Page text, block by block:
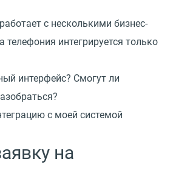
с несколькими бизнес-
интегрируется только
интерфейс? Смогут ли
с моей системой
на